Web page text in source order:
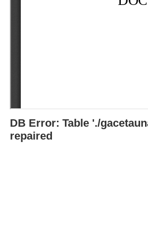
DB Error: Table './
repaired